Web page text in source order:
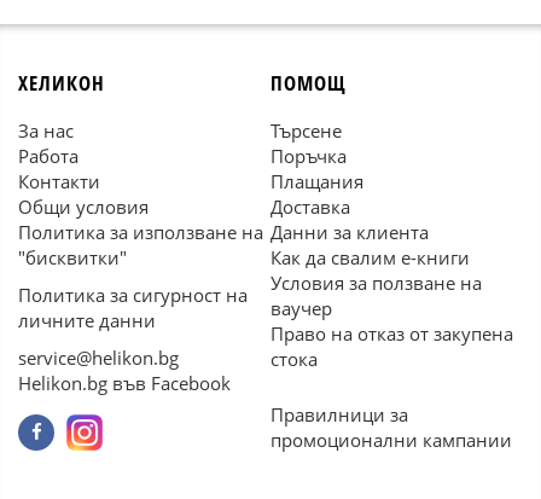
ХЕЛИКОН
За нас
Работа
Контакти
Общи условия
Политика за използване на
"бисквитки"
Политика за сигурност на
личните данни
service@helikon.bg
Helikon.bg във Facebook
ПОМОЩ
Търсене
Поръчка
Плащания
Доставка
Данни за клиента
Как да свалим е-книги
Условия за ползване на
ваучер
Право на отказ от закупена
стока
Правилници за
промоционални кампании